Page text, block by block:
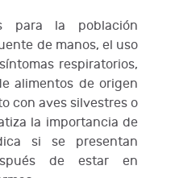
para la población
de manos, el uso
respiratorios,
alimentos de origen
con aves silvestres o
la importancia de
si se presentan
de estar en